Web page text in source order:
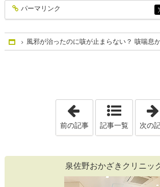
entry293
パーマリンク
Home
風邪が治ったのに咳が止まらない？ 咳喘息
「お子さまの近視
前の記事 記事一覧 次の
泉佐野おかざきクリニッ